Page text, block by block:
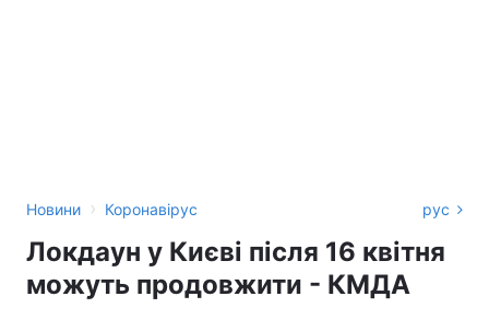
Новини › Коронавірус рус
Локдаун у Києві після 16 квітня
можуть продовжити - КМДА